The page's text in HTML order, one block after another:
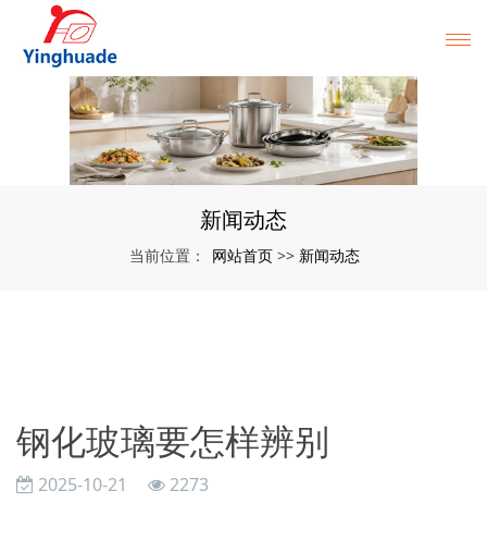
新闻动态
当前位置： 网站首页 >> 新闻动态
钢化玻璃要怎样辨别
2025-10-21 2273